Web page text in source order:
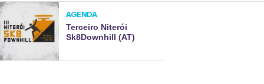
AGENDA
Terceiro Niterói
Sk8Downhill (AT)